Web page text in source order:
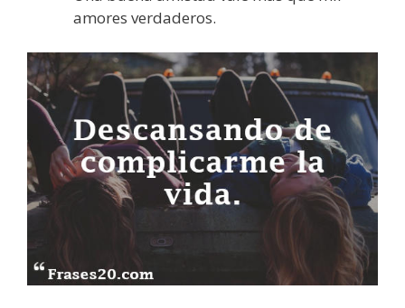
amores verdaderos.